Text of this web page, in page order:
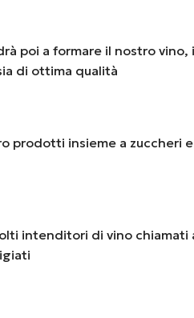
poi a formare il nostro
di ottima qualità
prodotti insieme a zuccheri
intenditori di vino chiamati